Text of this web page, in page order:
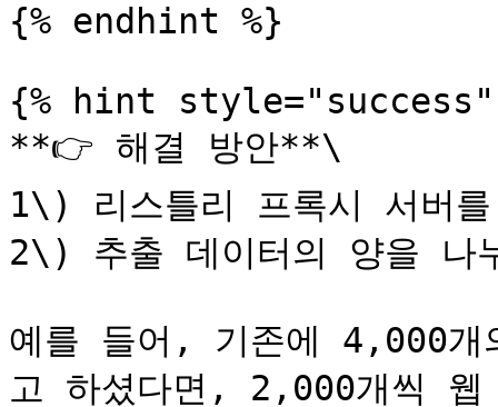
{% endhint %}
{% hint style="success"
**👉 해결 방안**\
1\) 리스틀리 프록시 서버
2\) 추출 데이터의 양을 나
예를 들어, 기존에 4,000개
고 하셨다면, 2,000개씩 웹